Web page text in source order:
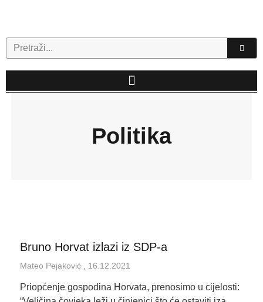
Search
Politika
Bruno Horvat izlazi iz SDP-a
Mateo Pejaković 16.12.2021
Priopćenje gospodina Horvata, prenosimo u cijelosti:
Page PagePagePage